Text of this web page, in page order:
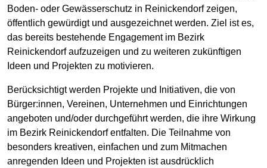
Boden- oder Gewässerschutz in Reinickendorf zeigen,
öffentlich gewürdigt und ausgezeichnet werden. Ziel ist es,
das bereits bestehende Engagement im Bezirk
Reinickendorf aufzuzeigen und zu weiteren zukünftigen
Ideen und Projekten zu motivieren.
Berücksichtigt werden Projekte und Initiativen, die von
Bürger:innen, Vereinen, Unternehmen und Einrichtungen
angeboten und/oder durchgeführt werden, die ihre Wirkung
im Bezirk Reinickendorf entfalten. Die Teilnahme von
besonders kreativen, einfachen und zum Mitmachen
anregenden Ideen und Projekten ist ausdrücklich